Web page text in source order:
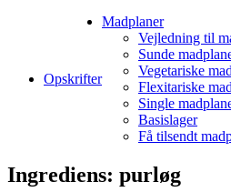
Opskrifter
Madplaner
Vejledning til
Sunde
Vegetariske
Flexitariske
Single
Basislager
Få tilsendt
Ingrediens: purløg